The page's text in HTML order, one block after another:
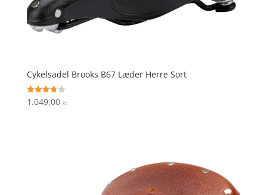
Cykelsadel Brooks B67 Læder Herre Sort
Vurderet
3.8
1.049,00 kr.